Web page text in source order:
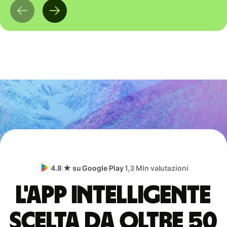
4.8 ★ su Google Play1,3 Mln valutazioni
L'app intelligente
scelta da oltre 50